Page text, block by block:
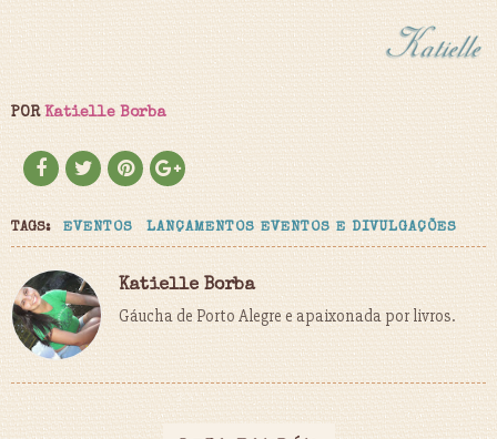
PORKatielle Borba
TAGS: EVENTOS LANÇAMENTOS EVENTOS E DIVULGAÇÕES
Katielle Borba
Gáucha de Porto Alegre e apaixonada por livros.